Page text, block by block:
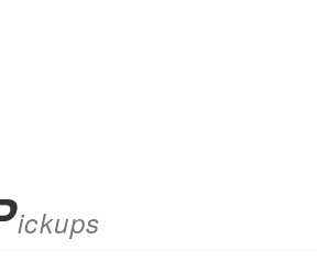
ickups